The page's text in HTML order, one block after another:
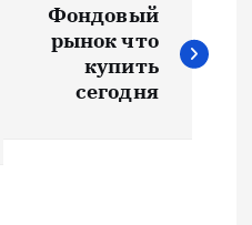
Фондовый
рынок что
купить
сегодня